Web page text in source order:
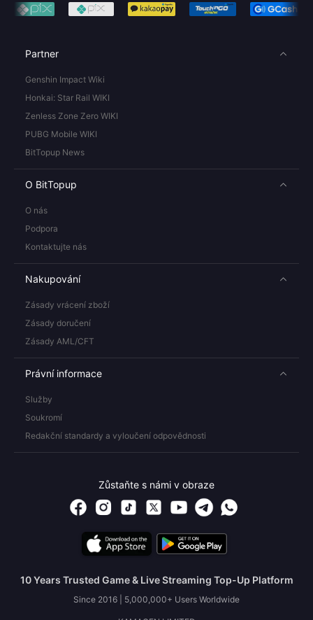
Partner
Genshin Impact Wiki
Honkai: Star Rail WIKI
Zenless Zone Zero WIKI
PUBG Mobile WIKI
BitTopup News
O BitTopup
O nás
Podpora
Kontaktujte nás
Nakupování
Zásady vrácení zboží
Zásady doručení
Zásady AML/CFT
Právní informace
Služby
Soukromí
Redakční standardy a vyloučení odpovědnosti
Zůstaňte s námi v obraze
10 Years Trusted Game & Live Streaming Top-Up Platform
Since 2016 | 5,000,000+ Users Worldwide